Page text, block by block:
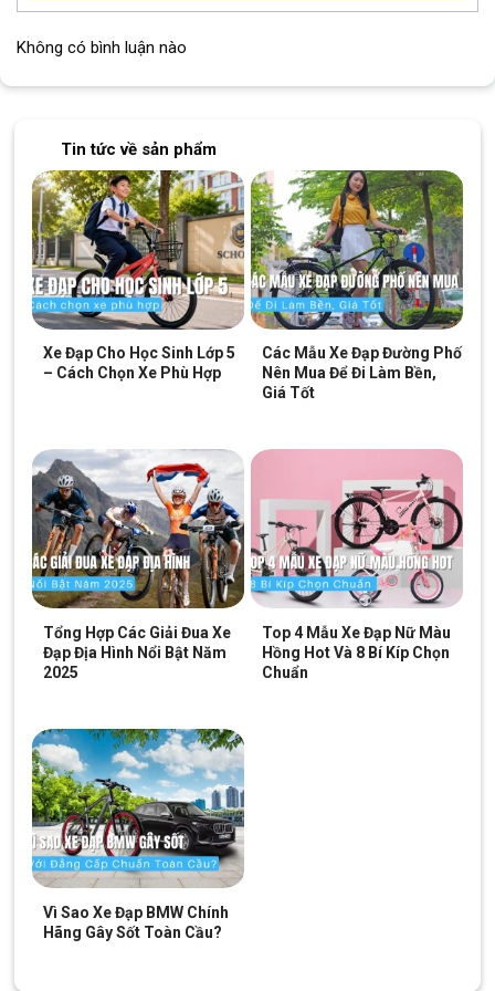
Vành
Block "hinh-anh-dia-chi-chan-trang-san-pham"
SKU:TX22-DD
Không có bình luận nào
Tin tức về sản phẩm
Xe Đạp Cho Học Sinh Lớp 5
– Cách Chọn Xe Phù Hợp
Các Mẫu Xe Đạp Đường Phố
Nên Mua Để Đi Làm Bền,
Giá Tốt
Tổng Hợp Các Giải Đua Xe
Đạp Địa Hình Nổi Bật Năm
2025
Top 4 Mẫu Xe Đạp Nữ Màu
Hồng Hot Và 8 Bí Kíp Chọn
Chuẩn
Vì Sao Xe Đạp BMW Chính
Hãng Gây Sốt Toàn Cầu?